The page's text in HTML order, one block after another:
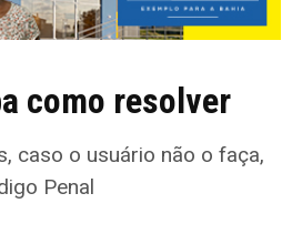
como resolver
caso o usuário não o faça,
Penal